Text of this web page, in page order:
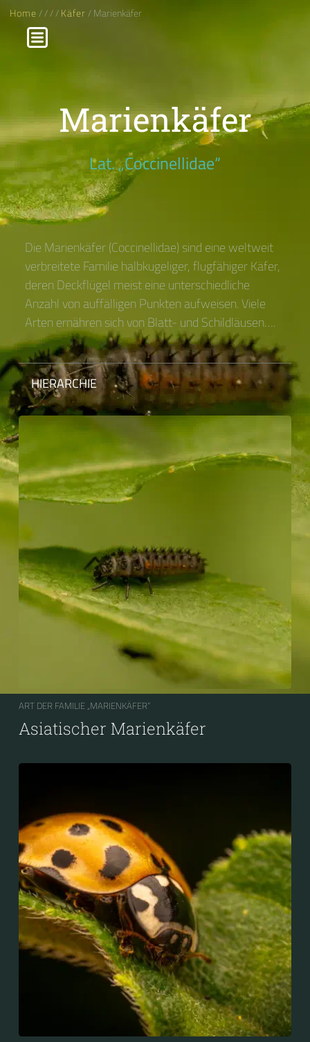
Home////Käfer/ Marienkäfer
Marienkäfer
Lat. „Coccinellidae“
Die Marienkäfer (Coccinellidae) sind eine weltweit
verbreitete Familie halbkugeliger, flugfähiger Käfer,
deren Deckflügel meist eine unterschiedliche
Anzahl von auffälligen Punkten aufweisen. Viele
Arten ernähren sich von Blatt- und Schildläusen….
HIERARCHIE
ART DER FAMILIE „MARIENKÄFER“
Asiatischer Marienkäfer